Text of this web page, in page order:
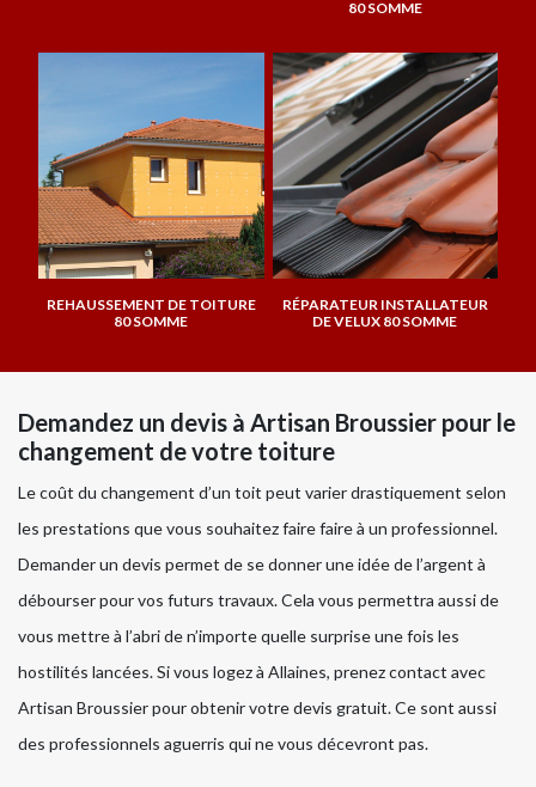
80 SOMME
REHAUSSEMENT DE TOITURE
80 SOMME
RÉPARATEUR INSTALLATEUR
DE VELUX 80 SOMME
Demandez un devis à Artisan Broussier pour le
changement de votre toiture
Le coût du changement d’un toit peut varier drastiquement selon
les prestations que vous souhaitez faire faire à un professionnel.
Demander un devis permet de se donner une idée de l’argent à
débourser pour vos futurs travaux. Cela vous permettra aussi de
vous mettre à l’abri de n’importe quelle surprise une fois les
hostilités lancées. Si vous logez à Allaines, prenez contact avec
Artisan Broussier pour obtenir votre devis gratuit. Ce sont aussi
des professionnels aguerris qui ne vous décevront pas.